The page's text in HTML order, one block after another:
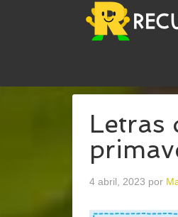
Letras
4 abril, 2023 por